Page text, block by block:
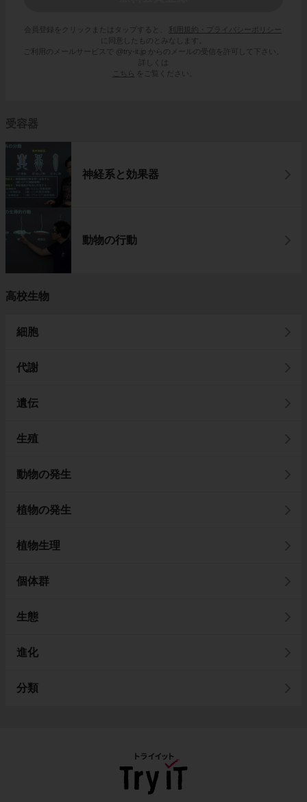
会員登録をクリックまたはタップすると、
利用規約・プライバシーポリシー
に同意したものとみなします。
ご利用のメールサービスで @try-it.jp からのメールの受信を許可して下さい。
詳しくは
こちら
をご覧ください。
受容器
神経系と効果器
動物の行動
高校生物
細胞
代謝
遺伝
生殖
動物の発生
植物の発生
植物生理
個体群
生態
進化
分類